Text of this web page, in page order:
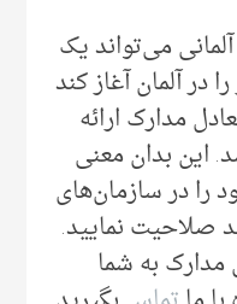
می‌‌تواند یک
در آلمان آغاز کند
مدارک ارائه
این بدان معنی‌
را در سازمان‌های
صلاحیت نمایید.
مدارک به شما